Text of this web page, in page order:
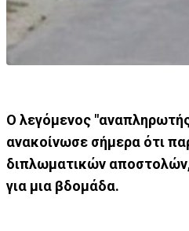
Ο λεγόμενος
ανακοίνωσε σήμερα ότι
διπλωματικών αποστολών,
για μια βδομάδα.